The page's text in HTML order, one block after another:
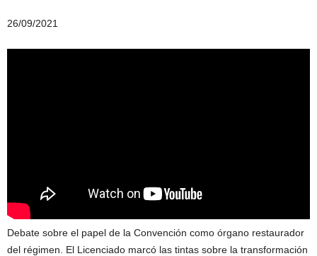
26/09/2021
Debate sobre el papel de la Convención como órgano restaurador
del régimen. El Licenciado marcó las tintas sobre la transformación